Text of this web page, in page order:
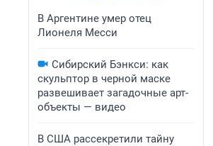
В Аргентине умер отец
Лионеля Месси
Сибирский Бэнкси: как
скульптор в черной маске
развешивает загадочные арт-
объекты — видео
В США рассекретили тайну